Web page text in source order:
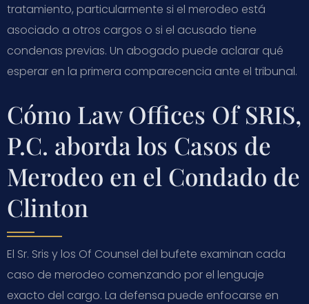
tratamiento, particularmente si el merodeo está
asociado a otros cargos o si el acusado tiene
condenas previas. Un abogado puede aclarar qué
esperar en la primera comparecencia ante el tribunal.
Cómo Law Offices Of SRIS,
P.C. aborda los Casos de
Merodeo en el Condado de
Clinton
El Sr. Sris y los Of Counsel del bufete examinan cada
caso de merodeo comenzando por el lenguaje
exacto del cargo. La defensa puede enfocarse en